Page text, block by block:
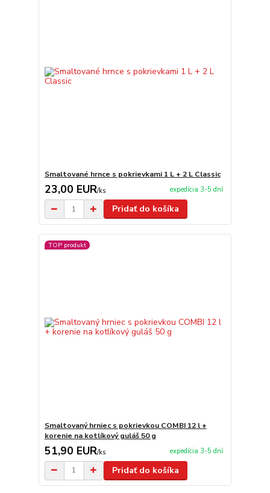
Smaltované hrnce s pokrievkami 1 L + 2 L Classic
23,00 EUR/ks expedícia 3-5 dní
Pridať do košíka
TOP produkt
Smaltovaný hrniec s pokrievkou COMBI 12 l +
korenie na kotlíkový guláš 50 g
51,90 EUR/ks expedícia 3-5 dní
Pridať do košíka